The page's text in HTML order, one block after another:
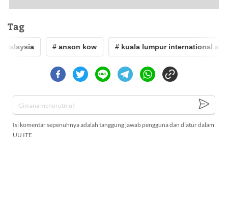
Tag
# anson kow # kuala lumpur international
Isi komentar sepenuhnya adalah tanggung jawab pengguna dan diatur dalam
UU ITE